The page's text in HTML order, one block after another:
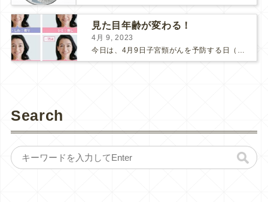
見た目年齢が変わる！
4月 9, 2023
今日は、4月9日子宮頸がんを予防する日（子宮の日）です。 ここ数年、新型コロナの影響で、子宮頸がん検診にも受診控えが起こってしまっているそうです。 検診間隔が空いてしまう事で、もしがんが発見さ...
Search